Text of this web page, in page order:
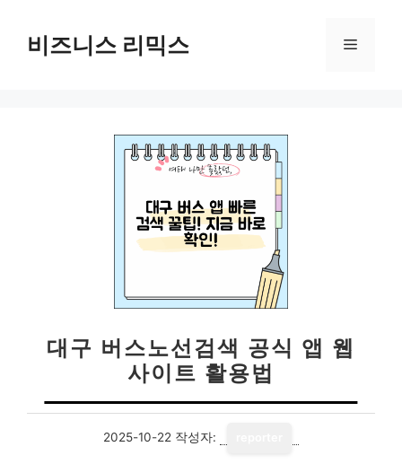
비즈니스 리믹스 메
대구 버스노선검색 공식 앱 웹
사이트 활용법
2025-10-22 작성자: